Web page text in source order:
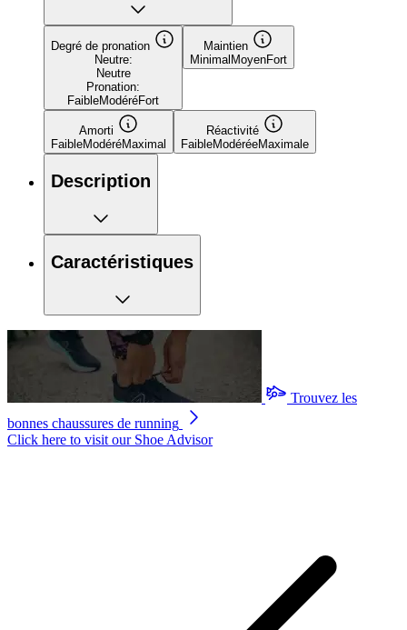
Degré de pronation
Neutre:
Neutre
Pronation:
FaibleModéréFort
Maintien
MinimalMoyenFort
Amorti
FaibleModéréMaximal
Réactivité
FaibleModéréeMaximale
Description
Caractéristiques
Trouvez les
bonnes chaussures de running
Click here to visit our Shoe Advisor